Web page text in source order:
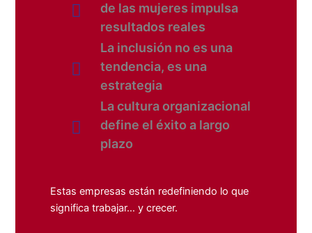
de las mujeres impulsa
resultados reales
La inclusión no es una
tendencia, es una
estrategia
La cultura organizacional
define el éxito a largo
plazo
Estas empresas están redefiniendo lo que
significa trabajar… y crecer.